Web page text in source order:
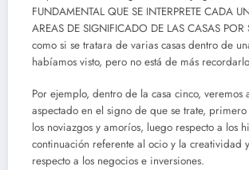
FUNDAMENTAL QUE SE INTERPRETE CADA
AREAS DE SIGNIFICADO DE LAS CASAS POR
como si se tratara de varias casas dentro de
habíamos visto, pero no está de más
Por ejemplo, dentro de la casa cinco, veremos
aspectado en el signo de que se trate,
los noviazgos y amoríos, luego respecto a los
continuación referente al ocio y la creatividad
respecto a los negocios e inversiones.